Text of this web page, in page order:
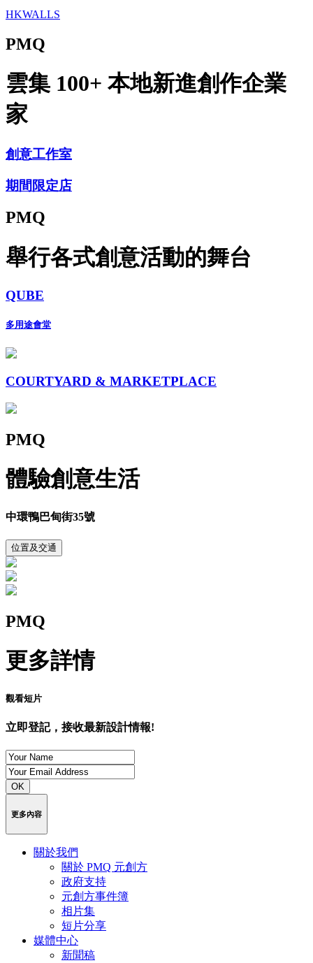
HKWALLS
PMQ
雲集 100+ 本地新進創作企業
家
創意工作室
期間限定店
PMQ
舉行各式創意活動的舞台
QUBE
多用途會堂
COURTYARD & MARKETPLACE
PMQ
體驗創意生活
中環鴨巴甸街35號
位置及交通
PMQ
更多詳情
觀看短片
立即登記，接收最新設計情報!
OK
更多內容
關於我們
關於 PMQ 元創方
政府支持
元創方事件簿
相片集
短片分享
媒體中心
新聞稿